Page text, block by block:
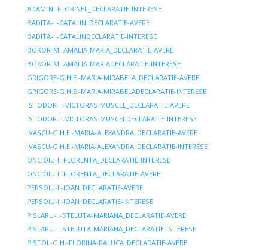
ADAM-N.-FLORINEL_DECLARATIE-INTERESE
BADITA-I.-CATALIN_DECLARATIE-AVERE
BADITA-I.-CATALINDECLARATIE-INTERESE
BOKOR-M.-AMALIA-MARIA_DECLARATIE-AVERE
BOKOR-M.-AMALIA-MARIADECLARATIE-INTERESE
GRIGORE-G.H.E.-MARIA-MIRABELA_DECLARATIE-AVERE
GRIGORE-G.H.E.-MARIA-MIRABELADECLARATIE-INTERESE
ISTODOR-I.-VICTORAS-MUSCEL_DECLARATIE-AVERE
ISTODOR-I.-VICTORAS-MUSCELDECLARATIE-INTERESE
IVASCU-G.H.E.-MARIA-ALEXANDRA_DECLARATIE-AVERE
IVASCU-G.H.E.-MARIA-ALEXANDRA_DECLARATIE-INTERESE
ONCIOIU-I.-FLORENTA_DECLARATIE-INTERESE
ONCIOIU-I.-FLORENTA_DECLARATIE-AVERE
PERSOIU-I.-IOAN_DECLARATIE-AVERE
PERSOIU-I.-IOAN_DECLARATIE-INTERESE
PISLARU-I.-STELUTA-MARIANA_DECLARATIE-AVERE
PISLARU-I.-STELUTA-MARIANA_DECLARATIE-INTERESE
PISTOL-G.H.-FLORINA-RALUCA_DECLARATIE-AVERE